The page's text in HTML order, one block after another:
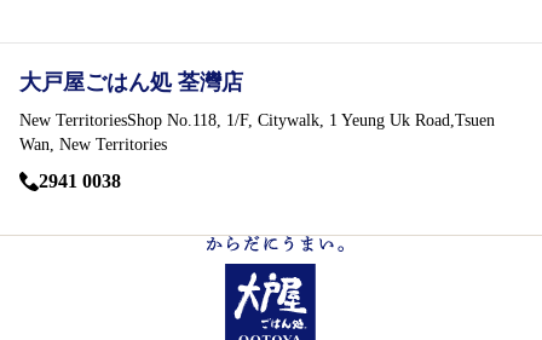
大戸屋ごはん処 荃灣店
New TerritoriesShop No.118, 1/F, Citywalk, 1 Yeung Uk Road,Tsuen
Wan, New Territories
2941 0038